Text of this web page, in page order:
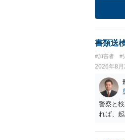
書類送
#加害者 #
2026年8月
警察と
れば、